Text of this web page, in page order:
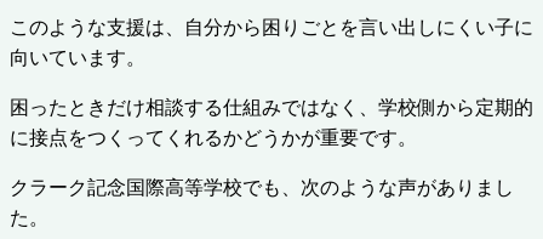
このような支援は、自分から困りごとを言い出しにくい子に
向いています。
困ったときだけ相談する仕組みではなく、学校側から定期的
に接点をつくってくれるかどうかが重要です。
クラーク記念国際高等学校でも、次のような声がありまし
た。